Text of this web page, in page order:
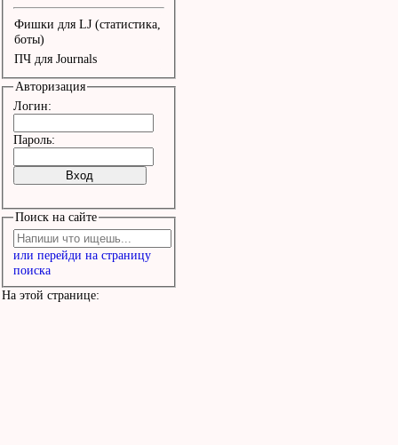
Фишки для LJ (статистика,
боты)
ПЧ для Journals
Авторизация
Логин:
Пароль:
Поиск на сайте
или перейди на страницу
поиска
На этой странице: